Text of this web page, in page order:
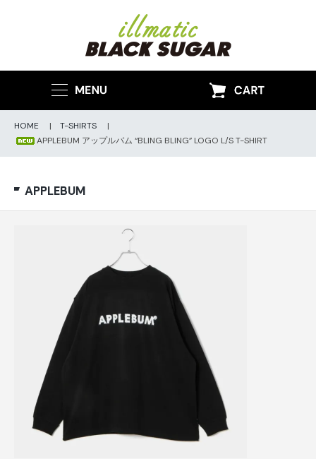
HOME | T-SHIRTS
|
APPLEBUM アップルバム “BLING BLING” LOGO L/S T-SHIRT
APPLEBUM